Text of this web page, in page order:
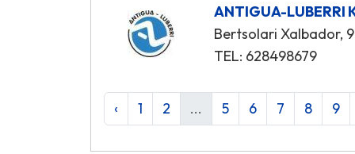
ANTIGUA-LUBERRI
Bertsolari Xalbador, 9
TEL: 628498679
‹ 1 2 ... 5 6 7 8 9